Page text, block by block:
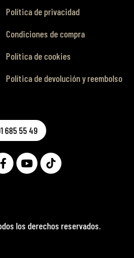
Política de privacidad
Condiciones de compra
Política de cookies
Política de devolución y reembolso
los derechos reservados.
685 55 49